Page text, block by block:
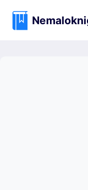
содержимому